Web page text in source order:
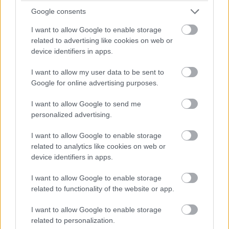
Google consents
I want to allow Google to enable storage
related to advertising like cookies on web or
device identifiers in apps.
I want to allow my user data to be sent to
Google for online advertising purposes.
I want to allow Google to send me
personalized advertising.
I want to allow Google to enable storage
related to analytics like cookies on web or
device identifiers in apps.
I want to allow Google to enable storage
related to functionality of the website or app.
I want to allow Google to enable storage
related to personalization.
Bár sokan a pandémiára és a háborúra tekintenek
válságként, az elmúlt tizenöt évben is tapasztaltunk
gazdasági válság mind a taglétszám csökkenését
eredményezte, ugyanis aki nem vett részt igazán az
MVISZ életében, annak csak egy költségsor voltunk.
Természetesen, aki ezzel szemben aktív részese volt a
tagságnak, pontosan tudta, hogy miért érdemes a
amekkora értékben hasznos szakmai tapasztalatokat és